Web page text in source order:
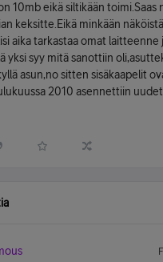
10mb eikä siltikään toimi.Saas
keksitte.Eikä minkään
aika tarkastaa omat
yksi syy mitä sanottiin
asun,no sitten sisäkaapelit
2010 asennettiin uudet